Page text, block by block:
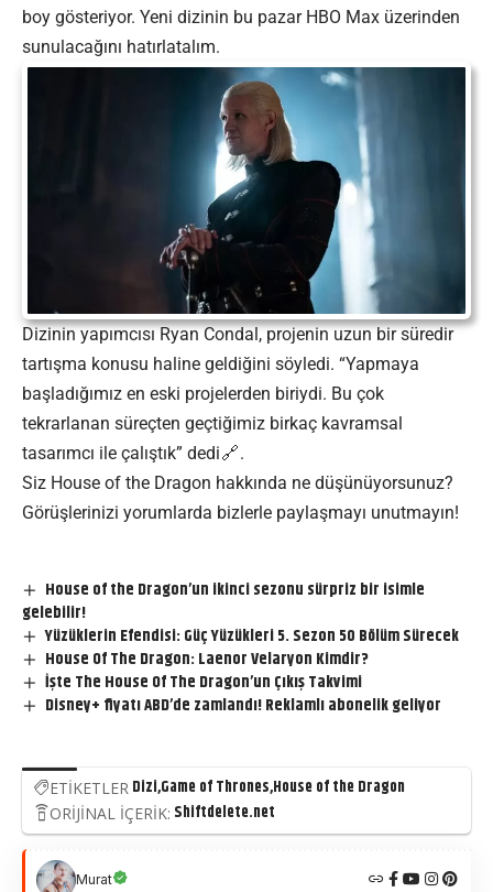
boy gösteriyor. Yeni dizinin bu pazar HBO Max üzerinden
sunulacağını hatırlatalım.
Dizinin yapımcısı Ryan Condal, projenin uzun bir süredir
tartışma konusu haline geldiğini söyledi. “Yapmaya
başladığımız en eski projelerden biriydi. Bu çok
tekrarlanan süreçten geçtiğimiz birkaç kavramsal
tasarımcı ile çalıştık” dedi
.
Siz House of the Dragon hakkında ne düşünüyorsunuz?
Görüşlerinizi yorumlarda bizlerle paylaşmayı unutmayın!
House of the Dragon’un ikinci sezonu sürpriz bir isimle
gelebilir!
Yüzüklerin Efendisi: Güç Yüzükleri 5. Sezon 50 Bölüm Sürecek
House Of The Dragon: Laenor Velaryon Kimdir?
İşte The House Of The Dragon’un Çıkış Takvimi
Disney+ fiyatı ABD’de zamlandı! Reklamlı abonelik geliyor
ETİKETLER DiziGame of ThronesHouse of the Dragon
ORİJİNAL İÇERİK: Shiftdelete.net
Murat